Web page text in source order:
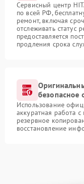
Сервисный центр
по всей РФ,
ремонт, включая
отслеживать статус
предоставляется
продления срока
безопасное
Использование
аккуратная работа
резервное
восстановление